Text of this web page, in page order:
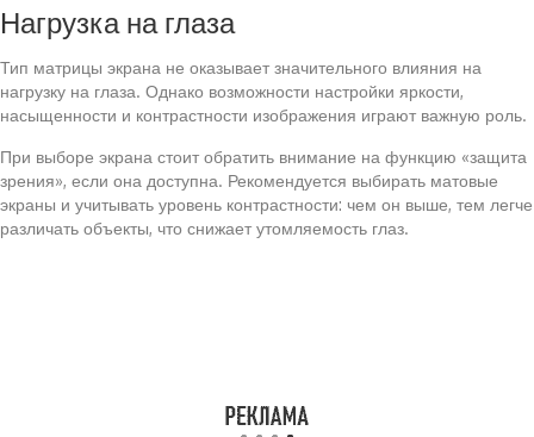
Нагрузка на глаза
Тип матрицы экрана не оказывает значительного влияния на
нагрузку на глаза. Однако возможности настройки яркости,
насыщенности и контрастности изображения играют важную роль.
При выборе экрана стоит обратить внимание на функцию «защита
зрения», если она доступна. Рекомендуется выбирать матовые
экраны и учитывать уровень контрастности: чем он выше, тем легче
различать объекты, что снижает утомляемость глаз.